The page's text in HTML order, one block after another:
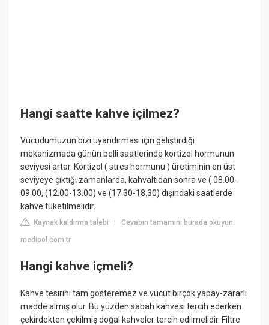
Hangi saatte kahve içilmez?
Vücudumuzun bizi uyandırması için geliştirdiği
mekanizmada günün belli saatlerinde kortizol hormunun
seviyesi artar. Kortizol ( stres hormunu ) üretiminin en üst
seviyeye çıktığı zamanlarda, kahvaltıdan sonra ve ( 08.00-
09.00, (12.00-13.00) ve (17.30-18.30) dışındaki saatlerde
kahve tüketilmelidir.
Kaynak kaldırma talebi |Cevabın tamamını burada okuyun:
medipol.com.tr
Hangi kahve içmeli?
Kahve tesirini tam gösteremez ve vücut birçok yapay-zararlı
madde almış olur. Bu yüzden sabah kahvesi tercih ederken
çekirdekten çekilmiş doğal kahveler tercih edilmelidir. Filtre